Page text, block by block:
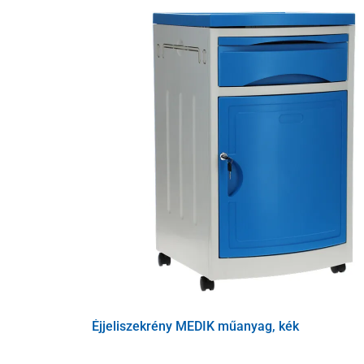
4 hajlított acélváz
Éjjeliszekrény MEDIK műanyag, kék